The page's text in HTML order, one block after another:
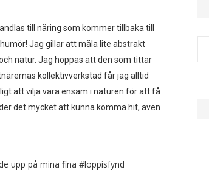
till näring som kommer tillbaka till
Jag gillar att måla lite abstrakt
natur. Jag hoppas att den som tittar
kollektivverkstad får jag alltid
att vilja vara ensam i naturen för att få
det mycket att kunna komma hit, även
upp på mina fina #loppisfynd